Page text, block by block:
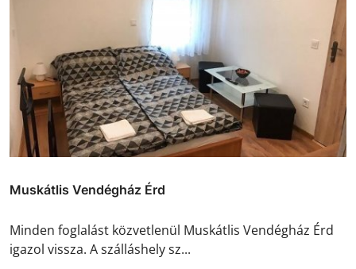
Muskátlis Vendégház Érd
Minden foglalást közvetlenül Muskátlis Vendégház Érd
igazol vissza. A szálláshely sz...